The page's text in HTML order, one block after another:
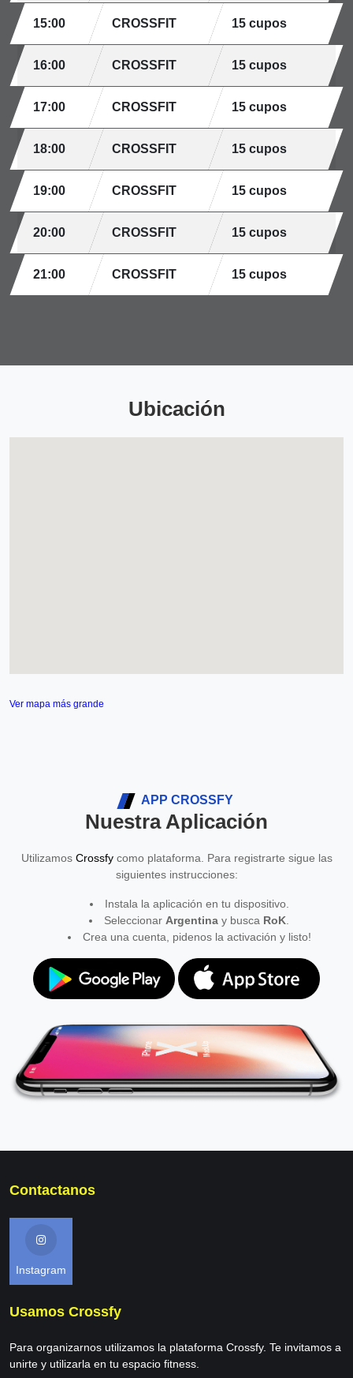
15:00 CROSSFIT 15 cupos
16:00 CROSSFIT 15 cupos
17:00 CROSSFIT 15 cupos
18:00 CROSSFIT 15 cupos
19:00 CROSSFIT 15 cupos
20:00 CROSSFIT 15 cupos
21:00 CROSSFIT 15 cupos
Ubicación
Ver mapa más grande
APP CROSSFY
Nuestra Aplicación
Utilizamos Crossfycomo plataforma. Para registrarte sigue las
siguientes instrucciones:
Instala la aplicación en tu dispositivo.
Seleccionar Argentina y busca RoK
Crea una cuenta, pidenos la activación y listo!
Contactanos
Instagram
Usamos Crossfy
Para organizarnos utilizamos la plataforma Crossfy. Te invitamos a
unirte y utilizarla en tu espacio fitness.